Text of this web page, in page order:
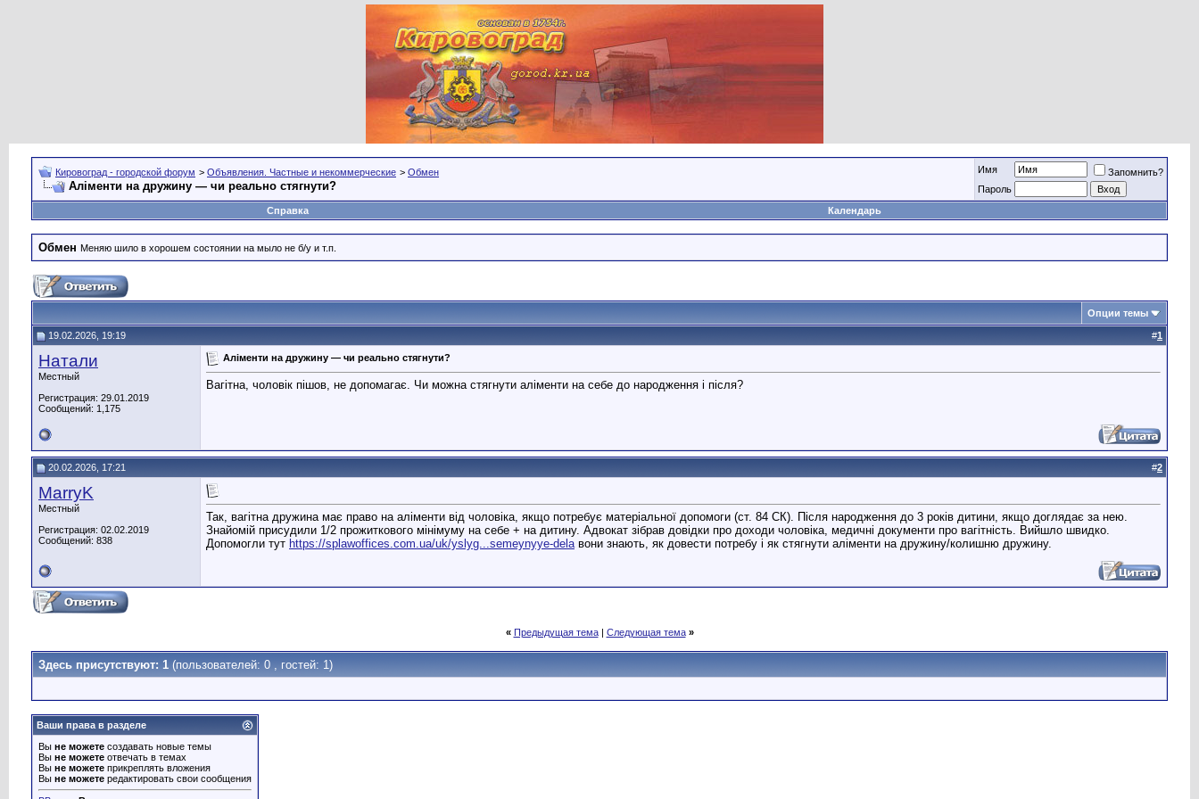
Кировоград - городской форум > Объявления. Частные и некоммерческие > Обмен
Аліменти на дружину — чи реально стягнути?
Имя
Запомнить?
Пароль
Справка
Календарь
Обмен Меняю шило в хорошем состоянии на мыло не б/у и т.п.
Опции темы
19.02.2026, 19:19 #1
Натали
Местный
Регистрация: 29.01.2019
Сообщений: 1,175
Аліменти на дружину — чи реально стягнути?
Вагітна, чоловік пішов, не допомагає. Чи можна стягнути аліменти на себе до народження і після?
20.02.2026, 17:21 #2
MarryK
Местный
Регистрация: 02.02.2019
Сообщений: 838
Так, вагітна дружина має право на аліменти від чоловіка, якщо потребує матеріальної допомоги (ст. 84 СК). Після народження до 3 років дитини, якщо доглядає за нею.
Знайомій присудили 1/2 прожиткового мінімуму на себе + на дитину. Адвокат зібрав довідки про доходи чоловіка, медичні документи про вагітність. Вийшло швидко.
Допомогли тут https://splawoffices.com.ua/uk/yslyg...semeynyye-delaвони знають, як довести потребу і як стягнути аліменти на дружину/колишню дружину.
« Предыдущая тема| Следующая тема »
Здесь присутствуют: 1 (пользователей: 0 , гостей: 1)
Ваши права в разделе
Вы не можете создавать новые темы
Вы не можете отвечать в темах
Вы не можете прикреплять вложения
Вы не можете редактировать свои сообщения